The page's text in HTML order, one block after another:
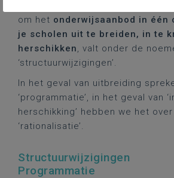
om het onderwijsaanbod in één
je scholen uit te breiden, in te
herschikken, valt onder de
‘structuurwijzigingen’.
In het geval van uitbreiding
‘programmatie’, in het geval van
herschikking’ hebben we het over
‘rationalisatie’.
Structuurwijzigingen
Programmatie